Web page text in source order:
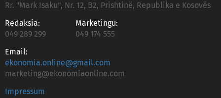
Rr. "Mark Isaku", Nr. 12, B2, Prishtinë, Republika e Kosovës
Redaksia:
049 289 299
Marketingu:
049 174 555
Email:
ekonomia.online@gmail.com
marketing@ekonomiaonline.com
Impressum